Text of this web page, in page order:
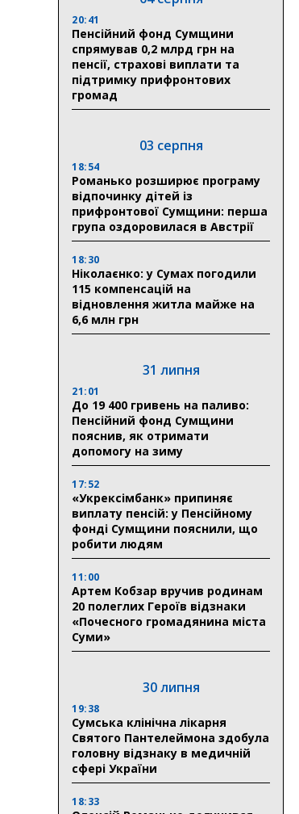
20:41
Пенсійний фонд Сумщини
спрямував 0,2 млрд грн на
пенсії, страхові виплати та
підтримку прифронтових
громад
03 серпня
18:54
Романько розширює програму
відпочинку дітей із
прифронтової Сумщини: перша
група оздоровилася в Австрії
18:30
Ніколаєнко: у Сумах погодили
115 компенсацій на
відновлення житла майже на
6,6 млн грн
31 липня
21:01
До 19 400 гривень на паливо:
Пенсійний фонд Сумщини
пояснив, як отримати
допомогу на зиму
17:52
«Укрексімбанк» припиняє
виплату пенсій: у Пенсійному
фонді Сумщини пояснили, що
робити людям
11:00
Артем Кобзар вручив родинам
20 полеглих Героїв відзнаки
«Почесного громадянина міста
Суми»
30 липня
19:38
Сумська клінічна лікарня
Святого Пантелеймона здобула
головну відзнаку в медичній
сфері України
18:33